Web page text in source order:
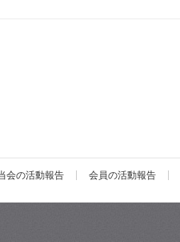
会の活動報告 会員の活動報告